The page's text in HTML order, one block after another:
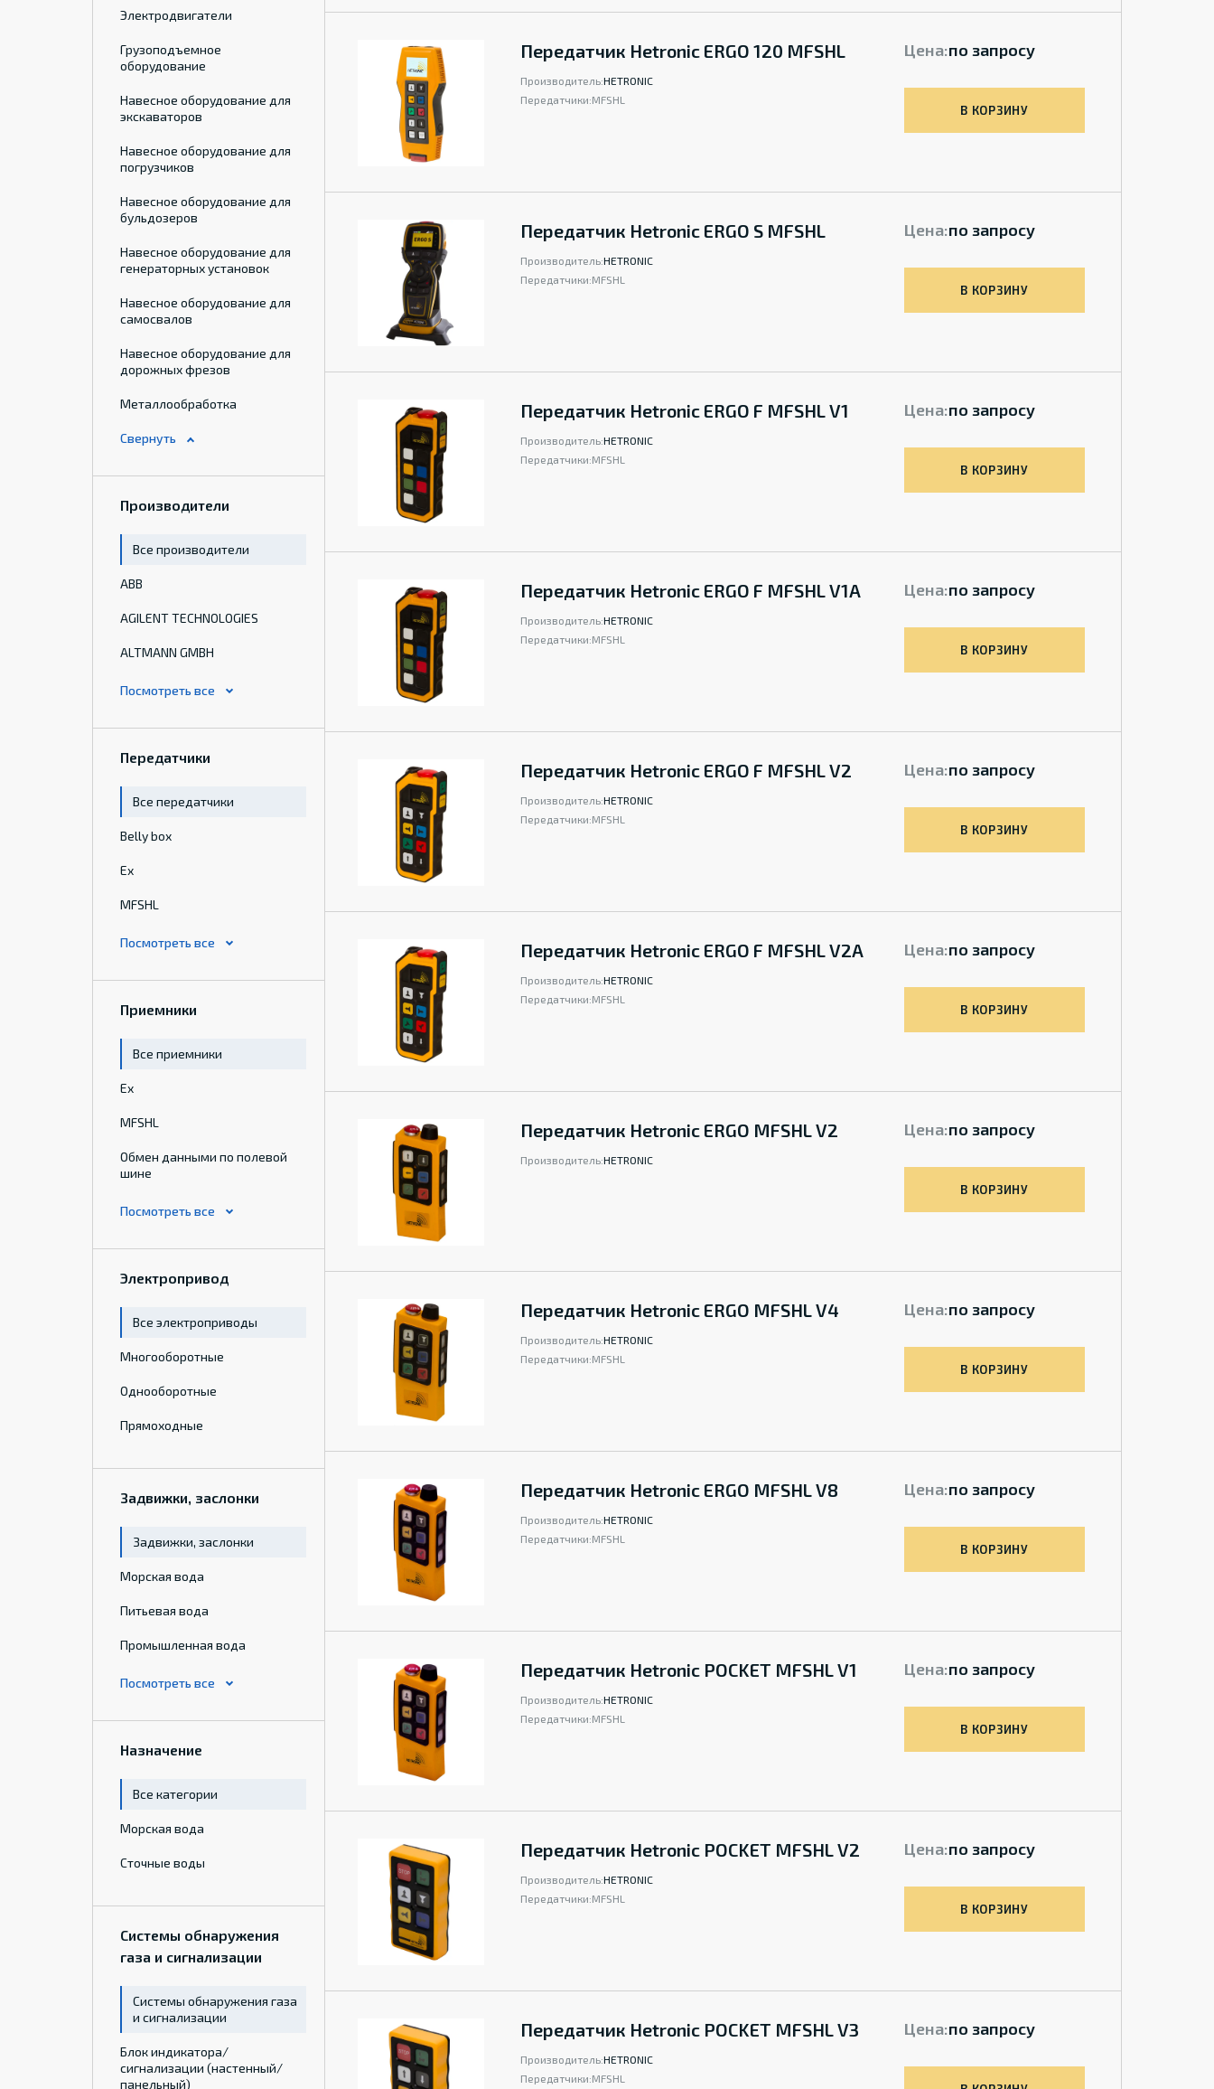
Электродвигатели
Грузоподъемное
оборудование
Навесное оборудование для
экскаваторов
Навесное оборудование для
погрузчиков
Навесное оборудование для
бульдозеров
Навесное оборудование для
генераторных установок
Навесное оборудование для
самосвалов
Навесное оборудование для
дорожных фрезов
Металлообработка
Производители
Все производители
ABB
AGILENT TECHNOLOGIES
ALTMANN GMBH
Передатчики
Все передатчики
Belly box
Ex
MFSHL
Приемники
Все приемники
Ex
MFSHL
Обмен данными по полевой
шине
Электропривод
Все электроприводы
Многооборотные
Однооборотные
Прямоходные
Задвижки, заслонки
Задвижки, заслонки
Морская вода
Питьевая вода
Промышленная вода
Назначение
Все категории
Морская вода
Сточные воды
Системы обнаружения
газа и сигнализации
Системы обнаружения газа
и сигнализации
Блок индикатора/
сигнализации (настенный/
панельный)
Передатчик Hetronic ERGO 120 MFSHL
Производитель:HETRONIC
Передатчики:MFSHL
Цена:по запросу
В КОРЗИНУ
Передатчик Hetronic ERGO S MFSHL
Производитель:HETRONIC
Передатчики:MFSHL
Цена:по запросу
В КОРЗИНУ
Передатчик Hetronic ERGO F MFSHL V1
Производитель:HETRONIC
Передатчики:MFSHL
Цена:по запросу
В КОРЗИНУ
Передатчик Hetronic ERGO F MFSHL V1A
Производитель:HETRONIC
Передатчики:MFSHL
Цена:по запросу
В КОРЗИНУ
Передатчик Hetronic ERGO F MFSHL V2
Производитель:HETRONIC
Передатчики:MFSHL
Цена:по запросу
В КОРЗИНУ
Передатчик Hetronic ERGO F MFSHL V2A
Производитель:HETRONIC
Передатчики:MFSHL
Цена:по запросу
В КОРЗИНУ
Передатчик Hetronic ERGO MFSHL V2
Производитель:HETRONIC
Цена:по запросу
В КОРЗИНУ
Передатчик Hetronic ERGO MFSHL V4
Производитель:HETRONIC
Передатчики:MFSHL
Цена:по запросу
В КОРЗИНУ
Передатчик Hetronic ERGO MFSHL V8
Производитель:HETRONIC
Передатчики:MFSHL
Цена:по запросу
В КОРЗИНУ
Передатчик Hetronic POCKET MFSHL V1
Производитель:HETRONIC
Передатчики:MFSHL
Цена:по запросу
В КОРЗИНУ
Передатчик Hetronic POCKET MFSHL V2
Производитель:HETRONIC
Передатчики:MFSHL
Цена:по запросу
В КОРЗИНУ
Передатчик Hetronic POCKET MFSHL V3
Производитель:HETRONIC
Передатчики:MFSHL
Цена:по запросу